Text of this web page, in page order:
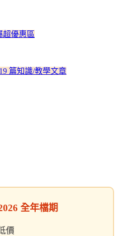
超優惠區
篇知識/教學文章
全年檔期
價